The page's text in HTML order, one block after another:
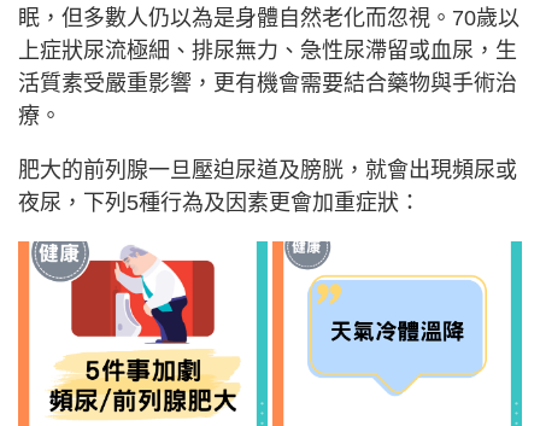
眠，但多數人仍以為是身體自然老化而忽視。70歲以
上症狀尿流極細、排尿無力、急性尿滯留或血尿，生
活質素受嚴重影響，更有機會需要結合藥物與手術治
療。
肥大的前列腺一旦壓迫尿道及膀胱，就會出現頻尿或
夜尿，下列5種行為及因素更會加重症狀：